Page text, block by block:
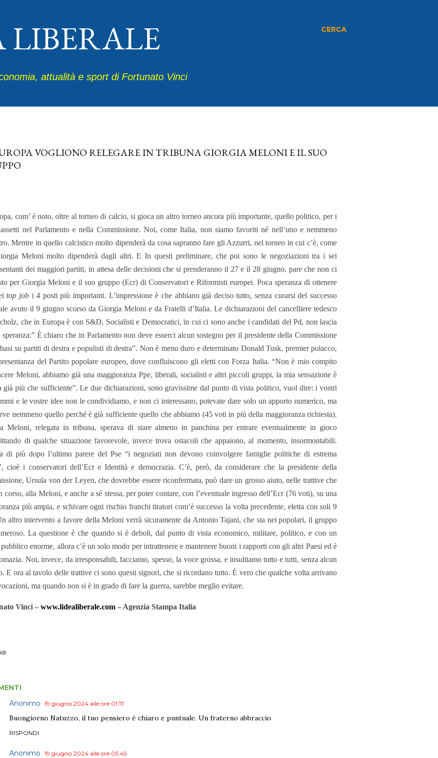
CERCA
LIBERALE
attualità e sport di Fortunato Vinci
VOGLIONO RELEGARE IN TRIBUNA GIORGIA MELONI E IL SUO
com’ è noto, oltre al torneo di calcio, si gioca un altro torneo ancora più importante, quello politico, per i
nel Parlamento e nella Commissione. Noi, come Italia, non siamo favoriti né nell’uno e nemmeno
Mentre in quello calcistico molto dipenderà da cosa sapranno fare gli Azzurri, nel torneo in cui c’è, come
Meloni molto dipenderà dagli altri. E In questi preliminare, che poi sono le negoziazioni tra i sei
dei maggiori partiti, in attesa delle decisioni che si prenderanno il 27 e il 28 giugno, pare che non ci
per Giorgia Meloni e il suo gruppo (Ecr) di Conservatori e Riformisti europei. Poca speranza di ottenere
top jobi 4 posti più importanti. L’impressione è che abbiano già deciso tutto, senza curarsi del successo
avuto il 9 giugno scorso da Giorgia Meloni e da Fratelli d’Italia. Le dichiarazioni del cancelliere tedesco
che in Europa è con S&D, Socialisti e Democratici, in cui ci sono anche i candidati del Pd, non lascia
speranza:” È chiaro che in Parlamento non deve esserci alcun sostegno per il presidente della Commissione
su partiti di destra e populisti di destra”. Non è meno duro e determinato Donald Tusk, premier polacco,
del Partito popolare europeo, dove confluiscono gli eletti con Forza Italia. “Non è mio compito
Meloni, abbiamo già una maggioranza Ppe, liberali, socialisti e altri piccoli gruppi, la mia sensazione è
già più che sufficiente”. Le due dichiarazioni, sono gravissime dal punto di vista politico, vuol dire: i vostri
e le vostre idee non le condividiamo, e non ci interessano, potevate dare solo un apporto numerico, ma
nemmeno quello perché è già sufficiente quello che abbiamo (45 voti in più della maggioranza richiesta).
Meloni, relegata in tribuna, sperava di stare almeno in panchina per entrare eventualmente in gioco
di qualche situazione favorevole, invece trova ostacoli che appaiono, al momento, insormontabili.
di più dopo l’ultimo parere del Pse “i negoziati non devono coinvolgere famiglie politiche di estrema
cioè i conservatori dell’Ecr e Identità e democrazia. C’è, però, da considerare che la presidente della
Ursula von der Leyen, che dovrebbe essere riconfermata, può dare un grosso aiuto, nelle trattive che
corso, alla Meloni, e anche a sé stessa, per poter contare, con l’eventuale ingresso dell’Ecr (76 voti), su una
più ampia, e schivare ogni rischio franchi tiratori com’è successo la volta precedente, eletta con soli 9
altro intervento a favore della Meloni verrà sicuramente da Antonio Tajani, che sta nei popolari, il gruppo
La questione è che quando si è deboli, dal punto di vista economico, militare, politico, e con un
enorme, allora c’è un solo modo per intrattenere e mantenere buoni i rapporti con gli altri Paesi ed è
Noi, invece, da irresponsabili, facciamo, spesso, la voce grossa, e insultiamo tutto e tutti, senza alcun
E ora al tavolo delle trattive ci sono questi signori, che si ricordano tutto. È vero che qualche volta arrivano
ma quando non si è in grado di fare la guerra, sarebbe meglio evitare.
Vinci – www.lidealiberale.com – Agenzia Stampa Italia
Anonimo 19 giugno 2024 alle ore 01:17
Buongiorno Natuzzo, il tuo pensiero è chiaro e puntuale. Un fraterno abbraccio
RISPONDI
Anonimo 19 giugno 2024 alle ore 05:45